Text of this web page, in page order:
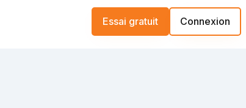
Essai gratuit Connexion